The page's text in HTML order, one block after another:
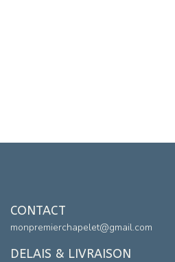
CONTACT
monpremierchapelet@gmail.com
DELAIS & LIVRAISON